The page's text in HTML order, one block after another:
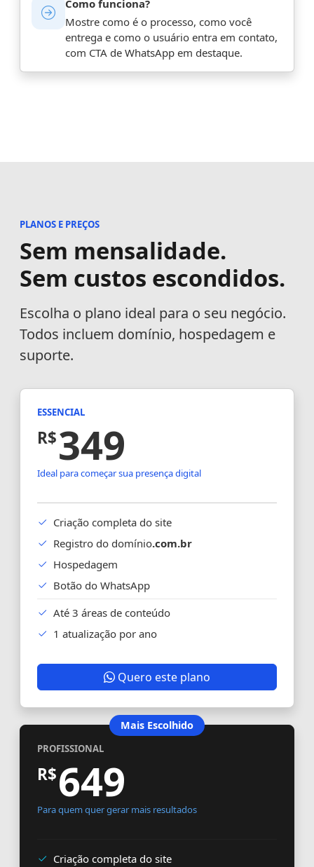
Como funciona?
Mostre como é o processo, como você
entrega e como o usuário entra em contato,
com CTA de WhatsApp em destaque.
PLANOS E PREÇOS
Sem mensalidade.
Sem custos escondidos.
Escolha o plano ideal para o seu negócio.
Todos incluem domínio, hospedagem e
suporte.
ESSENCIAL
R$349
Ideal para começar sua presença digital
Criação completa do site
Registro do domínio.com.br
Hospedagem
Botão do WhatsApp
Até 3 áreas de conteúdo
1 atualização por ano
Quero este plano
Mais Escolhido
PROFISSIONAL
R$649
Para quem quer gerar mais resultados
Criação completa do site